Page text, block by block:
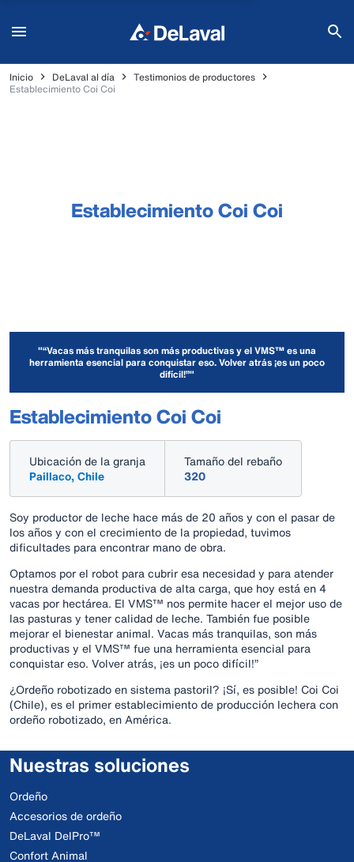
Inicio DeLaval al día
Testimonios de productores
Establecimiento Coi Coi
Establecimiento Coi Coi
"“Vacas más tranquilas son más productivas y el VMS™ es una
herramienta esencial para conquistar eso. Volver atrás ¡es un poco
difícil!”"
Establecimiento Coi Coi
Ubicación de la granja
Paillaco, Chile
Tamaño del rebaño
320
Soy productor de leche hace más de 20 años y con el pasar de
los años y con el crecimiento de la propiedad, tuvimos
dificultades para encontrar mano de obra.
Optamos por el robot para cubrir esa necesidad y para atender
nuestra demanda productiva de alta carga, que hoy está en 4
vacas por hectárea. El VMS™ nos permite hacer el mejor uso de
las pasturas y tener calidad de leche. También fue posible
mejorar el bienestar animal. Vacas más tranquilas, son más
productivas y el VMS™ fue una herramienta esencial para
conquistar eso. Volver atrás, ¡es un poco difícil!”
¿Ordeño robotizado en sistema pastoril? ¡Sí, es posible! Coi Coi
(Chile), es el primer establecimiento de producción lechera con
ordeño robotizado, en América.
Nuestras soluciones
Ordeño
Accesorios de ordeño
DeLaval DelPro™
Confort Animal